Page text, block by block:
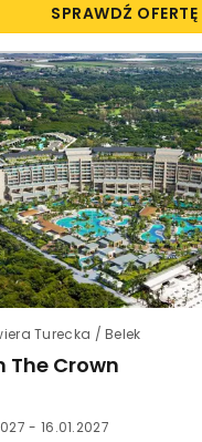
SPRAWDŹ OFERTĘ
Turecka / Belek
The Crown
- 16.01.2027